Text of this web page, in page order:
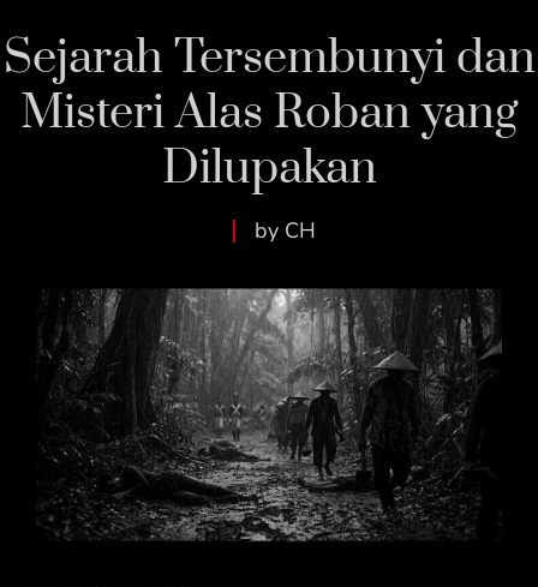
Sejarah Tersembunyi dan
Misteri Alas Roban yang
Dilupakan
by CH